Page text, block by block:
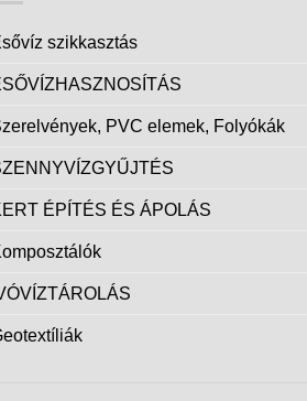
szikkasztás
PVC elemek, Folyókák
ÉPÍTÉS ÉS ÁPOLÁS